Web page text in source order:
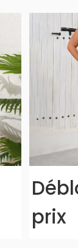
prix